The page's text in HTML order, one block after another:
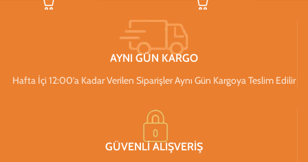
AYNI GÜN KARGO
Hafta İçi 12:00’a Kadar Verilen Siparişler Aynı Gün Kargoya Teslim Edilir
GÜVENLİ ALIŞVERİŞ